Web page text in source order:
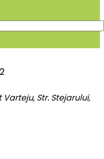
Str. Stejarului,